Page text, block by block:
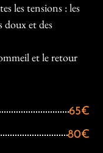
les tensions : les
doux et des
et le retour
65€
80€